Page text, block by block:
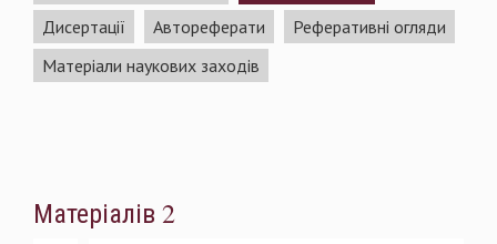
Дисертації
Автореферати
Реферативні огляди
Матеріали наукових заходів
Матеріалів 2